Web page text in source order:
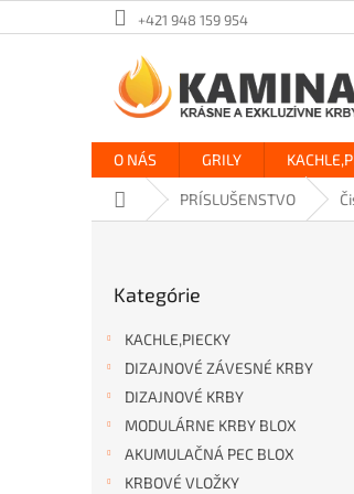
na
+421 948 159 954
O NÁS GRILY
DomovPRÍSLUŠENSTVO
kategórie
Kategórie
KACHLE,PIECKY
DIZAJNOVÉ ZÁVESNÉ KRBY
DIZAJNOVÉ KRBY
MODULÁRNE KRBY BLOX
AKUMULAČNÁ PEC BLOX
KRBOVÉ VLOŽKY